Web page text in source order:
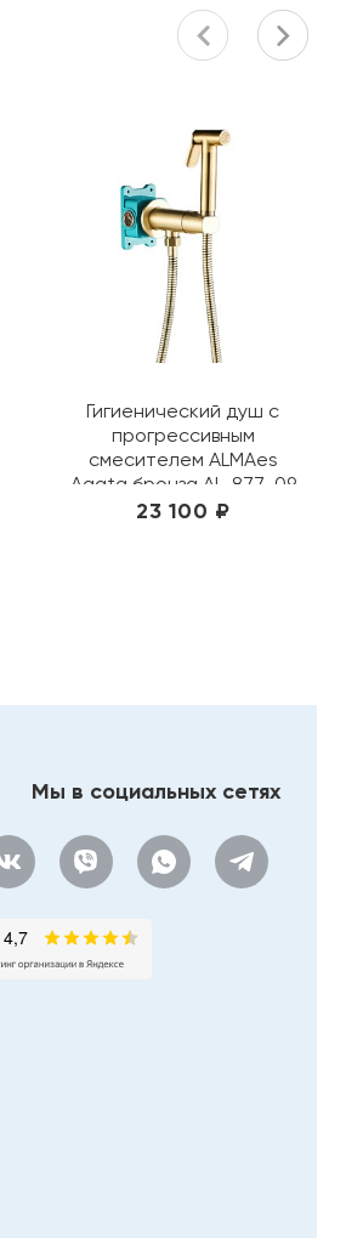
Гигиенический душ с
прогрессивным
смесителем ALMAes
Agata бронза AL-877-09
23 100 ₽
Мы в социальных сетях